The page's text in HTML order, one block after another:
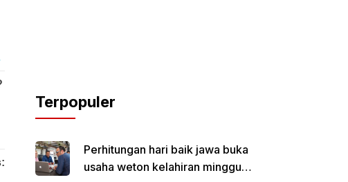
Terpopuler
Perhitungan hari baik jawa buka
usaha weton kelahiran minggu